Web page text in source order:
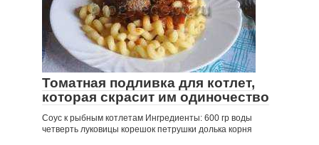
Томатная подливка для котлет,
которая скрасит им одиночество
Соус к рыбным котлетам Ингредиенты: 600 гр воды
четверть луковицы корешок петрушки долька корня